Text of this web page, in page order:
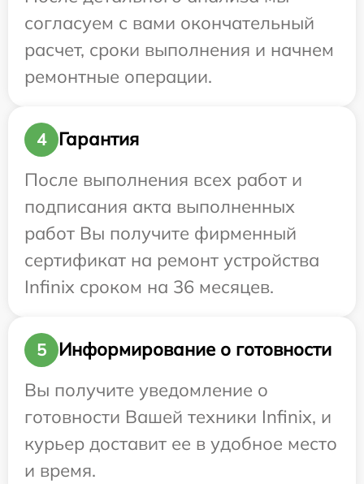
согласуем с вами окончательный
расчет, сроки выполнения и начнем
ремонтные операции.
4
Гарантия
После выполнения всех работ и
подписания акта выполненных
работ Вы получите фирменный
сертификат на ремонт устройства
Infinix сроком на 36 месяцев.
5
Информирование о готовности
Вы получите уведомление о
готовности Вашей техники Infinix, и
курьер доставит ее в удобное место
и время.